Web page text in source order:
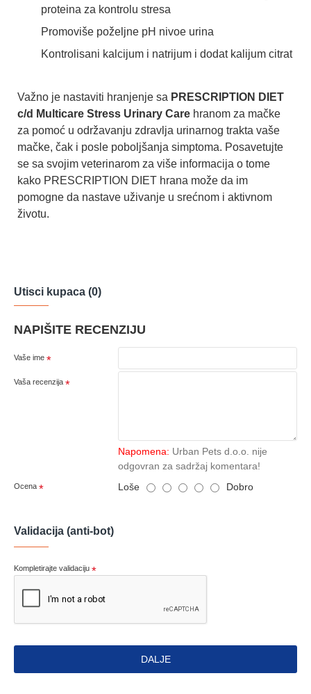
proteina za kontrolu stresa
Promoviše poželjne pH nivoe urina
Kontrolisani kalcijum i natrijum i dodat kalijum citrat
Važno je nastaviti hranjenje sa PRESCRIPTION DIET
c/d Multicare Stress Urinary Care hranom za mačke
za pomoć u održavanju zdravlja urinarnog trakta vaše
mačke, čak i posle poboljšanja simptoma. Posavetujte
se sa svojim veterinarom za više informacija o tome
kako PRESCRIPTION DIET hrana može da im
pomogne da nastave uživanje u srećnom i aktivnom
životu.
Utisci kupaca (0)
NAPIŠITE RECENZIJU
Vaše ime
Vaša recenzija
Napomena: Urban Pets d.o.o. nije
odgovran za sadržaj komentara!
Ocena Loše Dobro
Validacija (anti-bot)
Kompletirajte validaciju
DALJE